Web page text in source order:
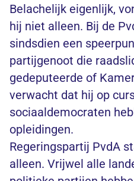
Belachelijk eigenlijk,
hij niet alleen. Bij de
sindsdien een
partijgenoot die
gedeputeerde of
verwacht dat hij op
sociaaldemocraten
opleidingen.
Regeringspartij PvdA
alleen. Vrijwel alle